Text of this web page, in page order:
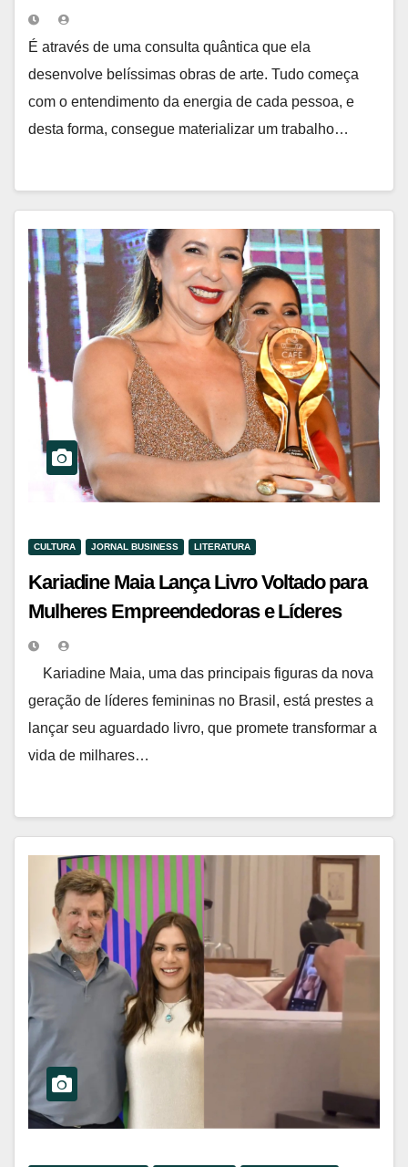
interessadas em autoconhecimento.
É através de uma consulta quântica que ela
desenvolve belíssimas obras de arte. Tudo começa
com o entendimento da energia de cada pessoa, e
desta forma, consegue materializar um trabalho…
CULTURA JORNAL BUSINESS LITERATURA
Kariadine Maia Lança Livro Voltado para
Mulheres Empreendedoras e Líderes
Kariadine Maia, uma das principais figuras da nova
geração de líderes femininas no Brasil, está prestes a
lançar seu aguardado livro, que promete transformar a
vida de milhares…